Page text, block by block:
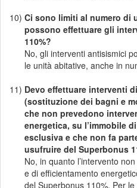
10) Ci sono limiti al numero di
possono effettuare gli
110%?
No, gli interventi antisismici
le unità abitative, anche in
11) Devo effettuare interventi
(sostituzione dei bagni e
che non prevedono
energetica, su l’immobile
esclusiva e che non fa
usufruire del Superbonus
No, in quanto l’intervento
e di efficientamento
del Superbonus 110%. Per